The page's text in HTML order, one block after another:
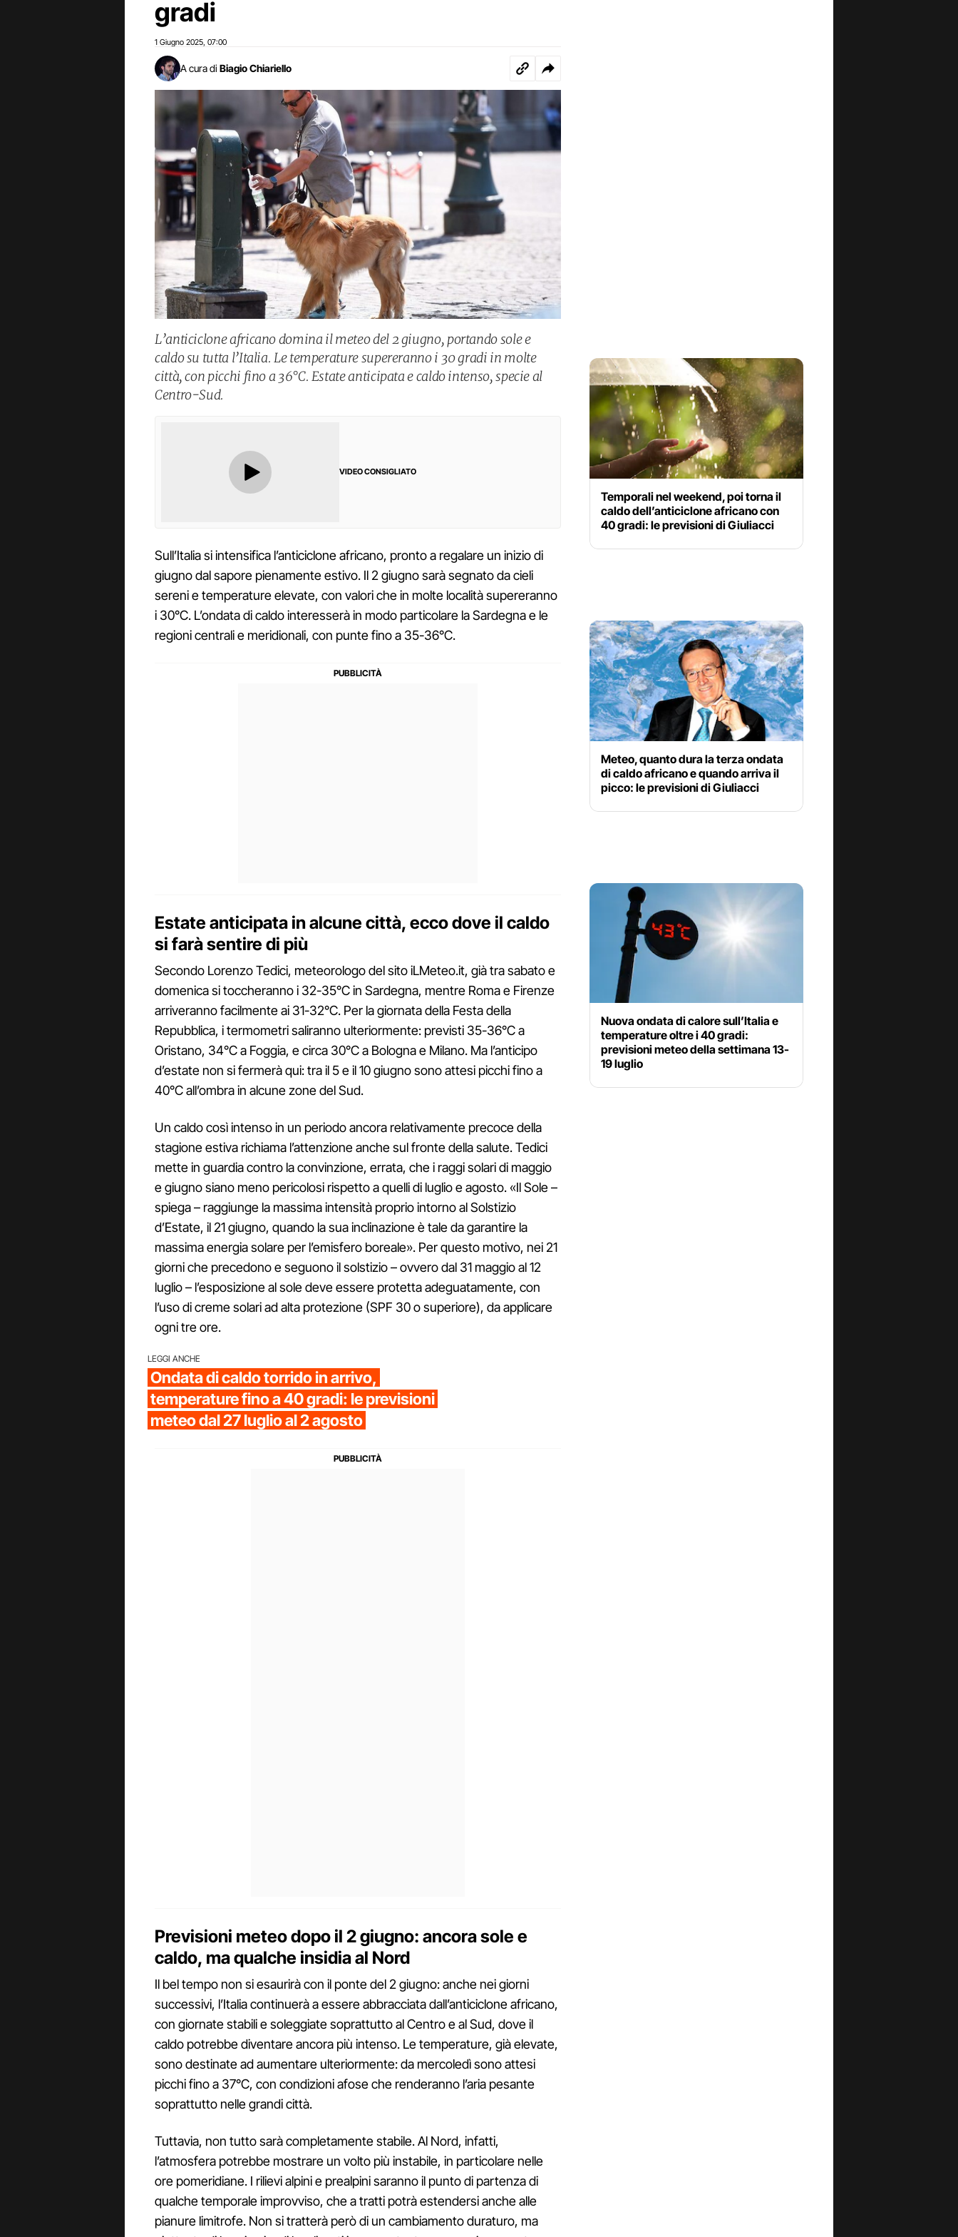
gradi
1 Giugno 2025 07:00
A cura di Biagio Chiariello
L’anticiclone africano domina il meteo del 2 giugno, portando sole e
caldo su tutta l’Italia. Le temperature supereranno i 30 gradi in molte
città, con picchi fino a 36°C. Estate anticipata e caldo intenso, specie al
Centro-Sud.
VIDEO CONSIGLIATO
Sull’Italia si intensifica l’anticiclone africano, pronto a regalare un inizio di
giugno dal sapore pienamente estivo. Il 2 giugno sarà segnato da cieli
sereni e temperature elevate, con valori che in molte località supereranno
i 30°C. L’ondata di caldo interesserà in modo particolare la Sardegna e le
regioni centrali e meridionali, con punte fino a 35-36°C.
Estate anticipata in alcune città, ecco dove il caldo
si farà sentire di più
Secondo Lorenzo Tedici, meteorologo del sito iLMeteo.it, già tra sabato e
domenica si toccheranno i 32-35°C in Sardegna, mentre Roma e Firenze
arriveranno facilmente ai 31-32°C. Per la giornata della Festa della
Repubblica, i termometri saliranno ulteriormente: previsti 35-36°C a
Oristano, 34°C a Foggia, e circa 30°C a Bologna e Milano. Ma l’anticipo
d’estate non si fermerà qui: tra il 5 e il 10 giugno sono attesi picchi fino a
40°C all’ombra in alcune zone del Sud.
Un caldo così intenso in un periodo ancora relativamente precoce della
stagione estiva richiama l’attenzione anche sul fronte della salute. Tedici
mette in guardia contro la convinzione, errata, che i raggi solari di maggio
e giugno siano meno pericolosi rispetto a quelli di luglio e agosto. «Il Sole –
spiega – raggiunge la massima intensità proprio intorno al Solstizio
d’Estate, il 21 giugno, quando la sua inclinazione è tale da garantire la
massima energia solare per l’emisfero boreale». Per questo motivo, nei 21
giorni che precedono e seguono il solstizio – ovvero dal 31 maggio al 12
luglio – l’esposizione al sole deve essere protetta adeguatamente, con
l’uso di creme solari ad alta protezione (SPF 30 o superiore), da applicare
ogni tre ore.
LEGGI ANCHE
Ondata di caldo torrido in arrivo,
temperature fino a 40 gradi: le previsioni
meteo dal 27 luglio al 2 agosto
Previsioni meteo dopo il 2 giugno: ancora sole e
caldo, ma qualche insidia al Nord
Il bel tempo non si esaurirà con il ponte del 2 giugno: anche nei giorni
successivi, l’Italia continuerà a essere abbracciata dall’anticiclone africano,
con giornate stabili e soleggiate soprattutto al Centro e al Sud, dove il
caldo potrebbe diventare ancora più intenso. Le temperature, già elevate,
sono destinate ad aumentare ulteriormente: da mercoledì sono attesi
picchi fino a 37°C, con condizioni afose che renderanno l’aria pesante
soprattutto nelle grandi città.
Tuttavia, non tutto sarà completamente stabile. Al Nord, infatti,
l’atmosfera potrebbe mostrare un volto più instabile, in particolare nelle
ore pomeridiane. I rilievi alpini e prealpini saranno il punto di partenza di
qualche temporale improvviso, che a tratti potrà estendersi anche alle
pianure limitrofe. Non si tratterà però di un cambiamento duraturo, ma
Temporali nel weekend, poi torna il
caldo dell’anticiclone africano con
40 gradi: le previsioni di Giuliacci
Meteo, quanto dura la terza ondata
di caldo africano e quando arriva il
picco: le previsioni di Giuliacci
Nuova ondata di calore sull’Italia e
temperature oltre i 40 gradi:
previsioni meteo della settimana 13-
19 luglio